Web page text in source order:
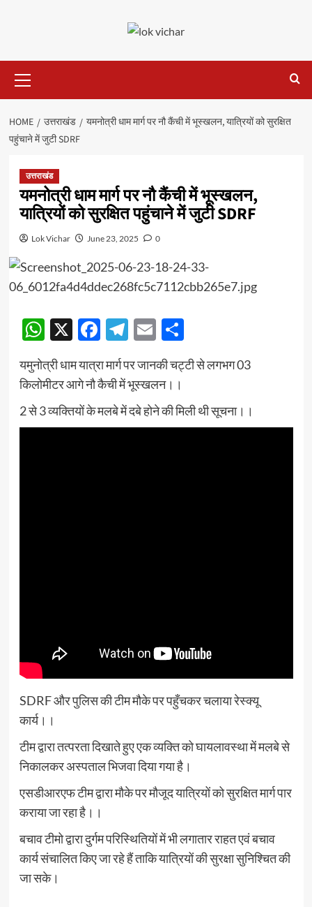
Menu
HOME उत्तराखंड
यमनोत्री धाम मार्ग पर नौ कैंची में भूस्खलन, यात्रियों को सुरक्षित
पहुंचाने में जुटी SDRF
उत्तराखंड
यमनोत्री धाम मार्ग पर नौ कैंची में भूस्खलन,
यात्रियों को सुरक्षित पहुंचाने में जुटी SDRF
Lok Vichar June 23, 2025 0
WhatsApp
X Facebook
Telegram
EmailShare
यमुनोत्री धाम यात्रा मार्ग पर जानकी चट्टी से लगभग 03
किलोमीटर आगे नौ कैची में भूस्खलन।।
2 से 3 व्यक्तियों के मलबे में दबे होने की मिली थी सूचना।।
SDRF और पुलिस की टीम मौके पर पहुँचकर चलाया रेस्क्यू
कार्य।।
टीम द्वारा तत्परता दिखाते हुए एक व्यक्ति को घायलावस्था में मलबे से
निकालकर अस्पताल भिजवा दिया गया है।
एसडीआरएफ टीम द्वारा मौके पर मौजूद यात्रियों को सुरक्षित मार्ग पार
कराया जा रहा है।।
बचाव टीमो द्वारा दुर्गम परिस्थितियों में भी लगातार राहत एवं बचाव
कार्य संचालित किए जा रहे हैं ताकि यात्रियों की सुरक्षा सुनिश्चित की
जा सके।